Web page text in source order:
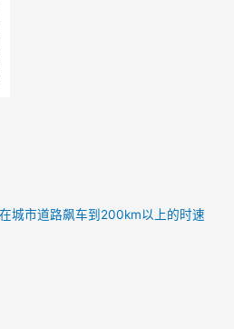
城市道路飙车到200km以上的时速